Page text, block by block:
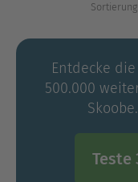
große SPIEGEL-
Entdecke
500.000
Teste